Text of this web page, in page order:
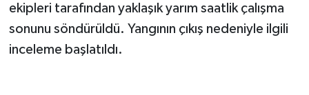
ekipleri tarafından yaklaşık yarım saatlik çalışma
sonunu söndürüldü. Yangının çıkış nedeniyle ilgili
inceleme başlatıldı.